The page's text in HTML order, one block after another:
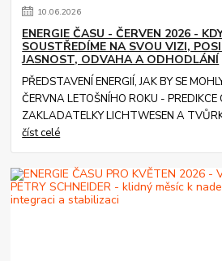
10.06.2026
ENERGIE ČASU - ČERVEN 2026 -
SOUSTŘEDÍME NA SVOU VIZI,
JASNOST, ODVAHA A ODHODLÁNÍ
PŘEDSTAVENÍ ENERGIÍ, JAK BY SE
ČERVNA LETOŠNÍHO ROKU - PREDIKCE
ZAKLADATELKY LICHTWESEN A
číst celé